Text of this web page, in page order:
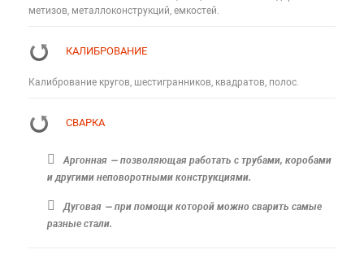
метизов, металлоконструкций, емкостей.
КАЛИБРОВАНИЕ
Калибрование кругов, шестигранников, квадратов, полос.
СВАРКА
Аргонная — позволяющая работать с трубами, коробами
и другими неповоротными конструкциями.
Дуговая — при помощи которой можно сварить самые
разные стали.